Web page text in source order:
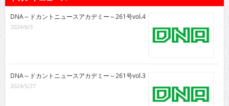
DNA～ドカントニュースアカデミー～261号vol.4
2024/6/3
DNA～ドカントニュースアカデミー～261号vol.3
2024/5/27